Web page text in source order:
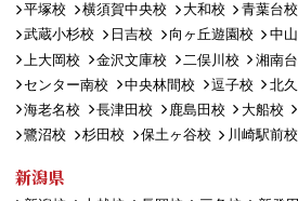
平塚校
横須賀中央校 大和校 青葉台校
武蔵小杉校
日吉校 向ヶ丘遊園校 中
上大岡校
金沢文庫校 二俣川校 湘南
センター南校
中央林間校 逗子校 北
海老名校
長津田校 鹿島田校 大船校
鷺沼校
杉田校 保土ヶ谷校 川崎駅前校
新潟県